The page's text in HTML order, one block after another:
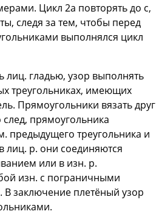
Цикл 2а повторять до с,
следя за тем, чтобы перед
выполнялся цикл
лиц. гладью, узор выполнять
треугольниках, имеющих
Прямоугольники вязать друг
прямоугольника
предыдущего треугольника и
лиц. р. они соединяются
или в изн. р.
изн. с пограничными
заключение плетёный узор